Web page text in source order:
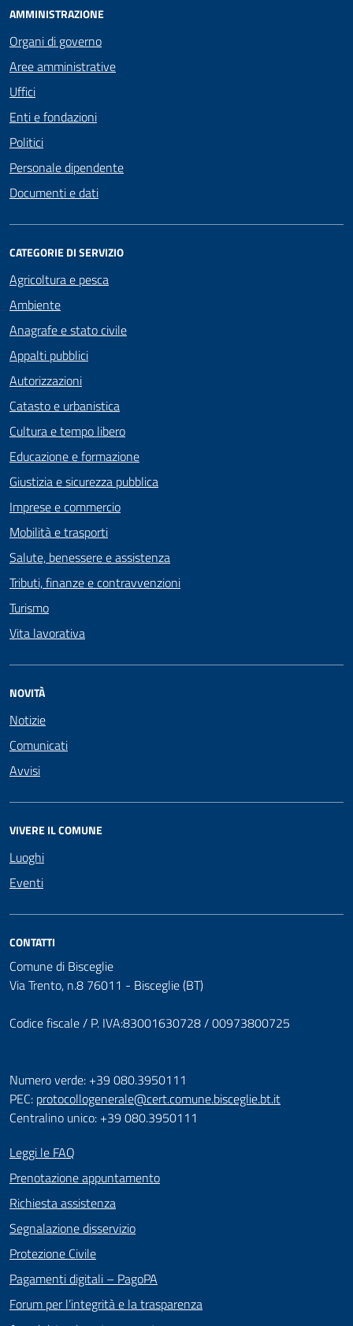
AMMINISTRAZIONE
Organi di governo
Aree amministrative
Uffici
Enti e fondazioni
Politici
Personale dipendente
Documenti e dati
CATEGORIE DI SERVIZIO
Agricoltura e pesca
Ambiente
Anagrafe e stato civile
Appalti pubblici
Autorizzazioni
Catasto e urbanistica
Cultura e tempo libero
Educazione e formazione
Giustizia e sicurezza pubblica
Imprese e commercio
Mobilità e trasporti
Salute, benessere e assistenza
Tributi, finanze e contravvenzioni
Turismo
Vita lavorativa
NOVITÀ
Notizie
Comunicati
Avvisi
VIVERE IL COMUNE
Luoghi
Eventi
CONTATTI
Comune di Bisceglie
Via Trento, n.8 76011 - Bisceglie (BT)
Codice fiscale / P. IVA:83001630728 / 00973800725
Numero verde: +39 080.3950111
PEC: protocollogenerale@cert.comune.bisceglie.bt.it
Centralino unico: +39 080.3950111
Leggi le FAQ
Prenotazione appuntamento
Richiesta assistenza
Segnalazione disservizio
Protezione Civile
Pagamenti digitali – PagoPA
Forum per l’integrità e la trasparenza